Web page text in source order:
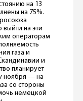
на 13
на 75%.
на эти
операторам
газа и
и
планирует
ноября — на
со стороны
немецкой